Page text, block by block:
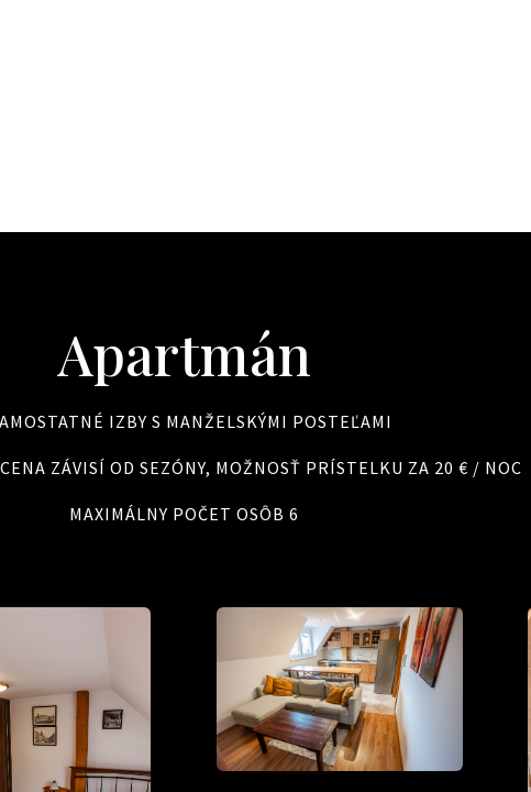
Apartmán
IZBY S MANŽELSKÝMI POSTEĽAMI
ZÁVISÍ OD SEZÓNY, MOŽNOSŤ PRÍSTELKU ZA 20 € / NOC
MAXIMÁLNY POČET OSÔB 6